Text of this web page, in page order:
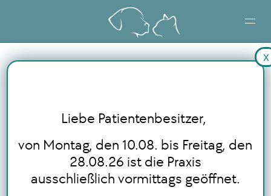
BLOG
ONLINE TERMINBUCHUNG
Liebe Patientenbesitzer,
von Montag, den 10.08. bis Freitag, den
28.08.26 ist die Praxis
ausschließlich vormittags geöffnet.
x